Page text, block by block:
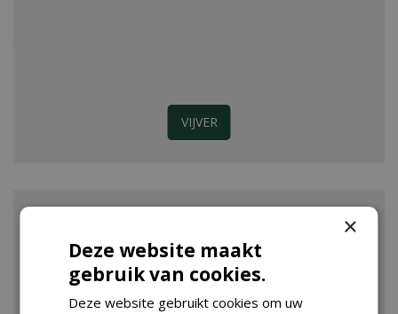
VIJVER
×
Deze website maakt
gebruik van cookies.
Deze website gebruikt cookies om uw